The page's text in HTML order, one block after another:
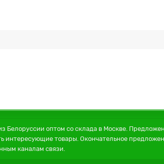
оптом со склада в Москве.
товары. Окончательное
каналам связи.